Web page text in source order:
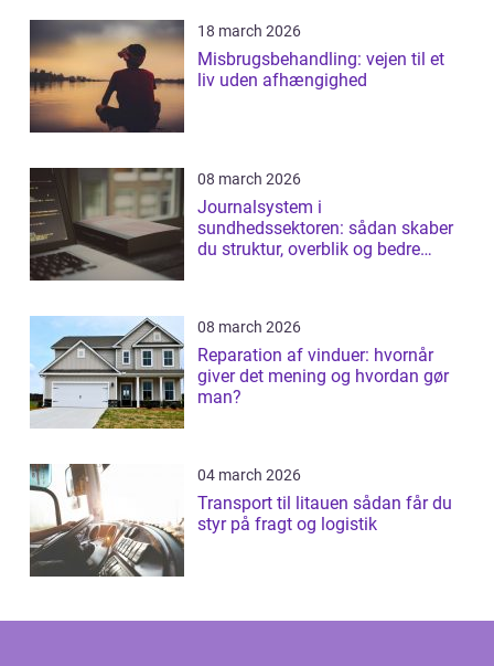
18 march 2026
Misbrugsbehandling: vejen til et
liv uden afhængighed
08 march 2026
Journalsystem i
sundhedssektoren: sådan skaber
du struktur, overblik og bedre
08 march 2026
Reparation af vinduer: hvornår
giver det mening og hvordan gør
man?
04 march 2026
Transport til litauen sådan får du
styr på fragt og logistik